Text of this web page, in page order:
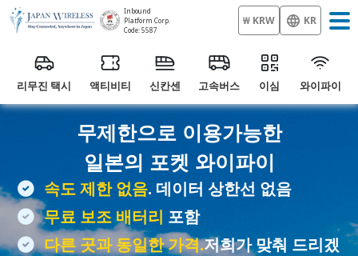
Inbound
Platform Corp.
Code: 5587
₩ KRW KR
리무진 택시 액티비티 신칸센 고속버스 이심 와이파이
무제한으로 이용가능한
일본의 포켓 와이파이
속도 제한 없음. 데이터 상한선 없음
무료 보조 배터리 포함
다른 곳과 동일한 가격.저희가 맞춰 드리겠